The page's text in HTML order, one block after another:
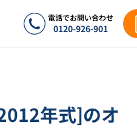
電話でお問い合わせ
0120-926-901
年式]のオ